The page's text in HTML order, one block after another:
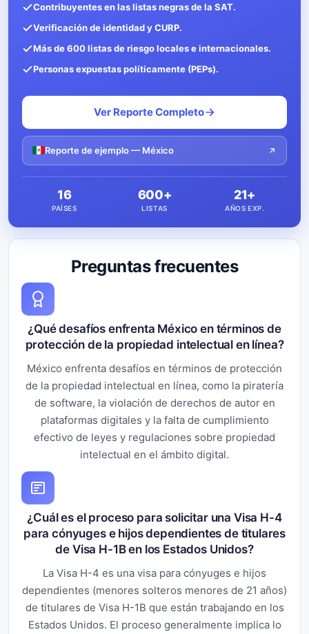
Preguntas frecuentes
¿Qué desafíos enfrenta México en términos de
protección de la propiedad intelectual en línea?
México enfrenta desafíos en términos de protección
de la propiedad intelectual en línea, como la piratería
de software, la violación de derechos de autor en
plataformas digitales y la falta de cumplimiento
efectivo de leyes y regulaciones sobre propiedad
intelectual en el ámbito digital.
¿Cuál es el proceso para solicitar una Visa H-4
para cónyuges e hijos dependientes de titulares
de Visa H-1B en los Estados Unidos?
La Visa H-4 es una visa para cónyuges e hijos
dependientes (menores solteros menores de 21 años)
de titulares de Visa H-1B que están trabajando en los
Estados Unidos. El proceso generalmente implica lo
Contribuyentes en las listas negras de la SAT.
Verificación de identidad y CURP.
Más de 600 listas de riesgo locales e internacionales.
Personas expuestas políticamente (PEPs).
Ver Reporte Completo
Reporte de ejemplo — México
16
PAÍSES
600+
LISTAS
21+
AÑOS EXP.